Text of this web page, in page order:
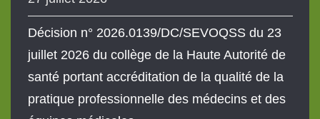
Décision n° 2026.0139/DC/SEVOQSS du 23
juillet 2026 du collège de la Haute Autorité de
santé portant accréditation de la qualité de la
pratique professionnelle des médecins et des